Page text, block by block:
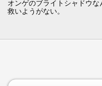
オンゲのブライトシャドウ
救いようがない。